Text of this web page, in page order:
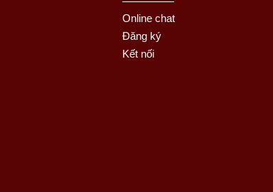
Online chat
Đăng ký
Kết nối